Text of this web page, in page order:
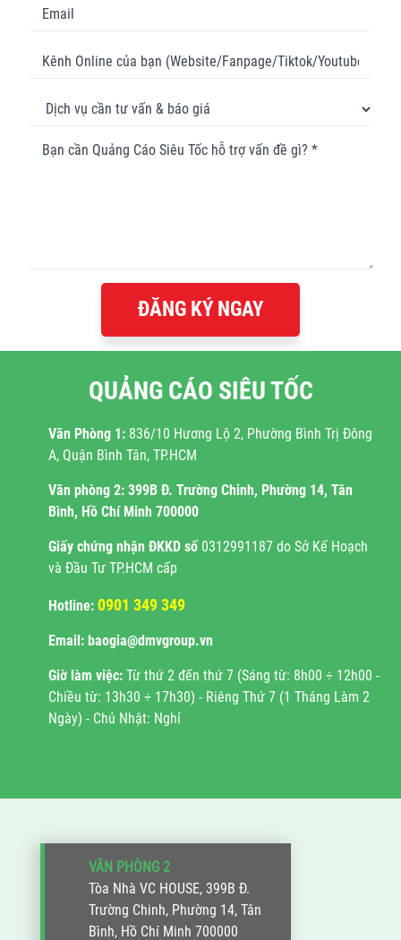
QUẢNG CÁO SIÊU TỐC
Văn Phòng 1: 836/10 Hương Lộ 2, Phường Bình Trị Đông
A, Quận Bình Tân, TP.HCM
Văn phòng 2: 399B Đ. Trường Chinh, Phường 14, Tân
Bình, Hồ Chí Minh 700000
Giấy chứng nhận ĐKKD số 0312991187 do Sở Kế Hoạch
và Đầu Tư TP.HCM cấp
Hotline: 0901 349 349
Email: baogia@dmvgroup.vn
Giờ làm việc: Từ thứ 2 đến thứ 7 (Sáng từ: 8h00 ÷ 12h00 -
Chiều từ: 13h30 ÷ 17h30) - Riêng Thứ 7 (1 Tháng Làm 2
Ngày) - Chủ Nhật: Nghỉ
ĐĂNG KÝ NGAY
VĂN PHÒNG 2
Tòa Nhà VC HOUSE, 399B Đ.
Trường Chinh, Phường 14, Tân
Bình, Hồ Chí Minh 700000